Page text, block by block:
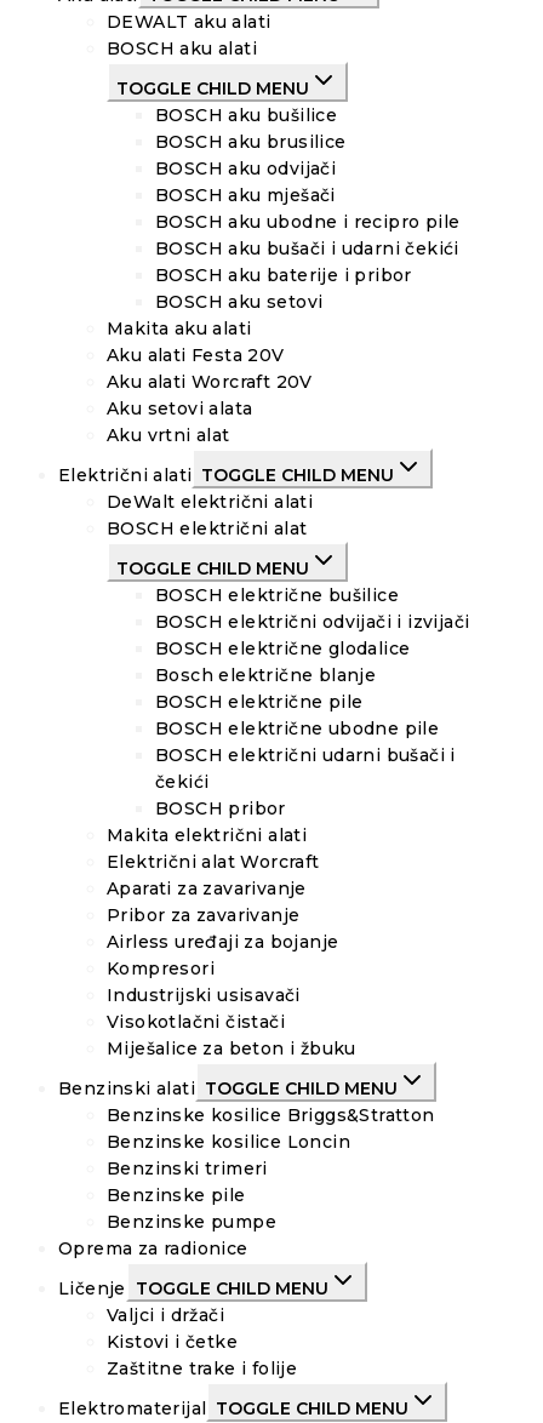
DEWALT aku alati
BOSCH aku alati
TOGGLE CHILD MENU
BOSCH aku bušilice
BOSCH aku brusilice
BOSCH aku odvijači
BOSCH aku mješači
BOSCH aku ubodne i recipro pile
BOSCH aku bušači i udarni čekići
BOSCH aku baterije i pribor
BOSCH aku setovi
Makita aku alati
Aku alati Festa 20V
Aku alati Worcraft 20V
Aku setovi alata
Aku vrtni alat
Električni alati TOGGLE CHILD MENU
DeWalt električni alati
BOSCH električni alat
TOGGLE CHILD MENU
BOSCH električne bušilice
BOSCH električni odvijači i izvijači
BOSCH električne glodalice
Bosch električne blanje
BOSCH električne pile
BOSCH električne ubodne pile
BOSCH električni udarni bušači i
čekići
BOSCH pribor
Makita električni alati
Električni alat Worcraft
Aparati za zavarivanje
Pribor za zavarivanje
Airless uređaji za bojanje
Kompresori
Industrijski usisavači
Visokotlačni čistači
Miješalice za beton i žbuku
Benzinski alati TOGGLE CHILD MENU
Benzinske kosilice Briggs&Stratton
Benzinske kosilice Loncin
Benzinski trimeri
Benzinske pile
Benzinske pumpe
Oprema za radionice
Ličenje
TOGGLE CHILD MENU
Valjci i držači
Kistovi i četke
Zaštitne trake i folije
Elektromaterijal
TOGGLE CHILD MENU